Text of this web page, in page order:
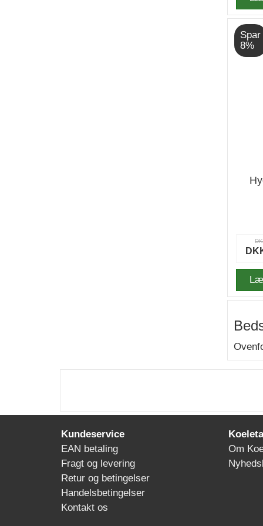
Spar
8%
Kundeservice
EAN betaling
Fragt og levering
Retur og betingelser
Handelsbetingelser
Kontakt os
Om